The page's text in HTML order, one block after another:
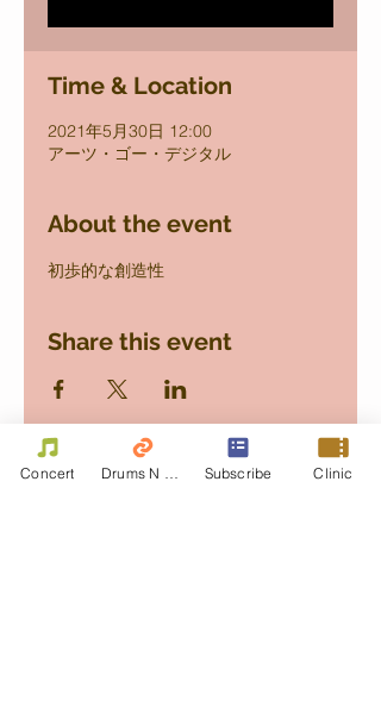
Time & Location
2021年5月30日 12:00
アーツ・ゴー・デジタル
About the event
初歩的な創造性
Share this event
Concert Subscribe Clinic